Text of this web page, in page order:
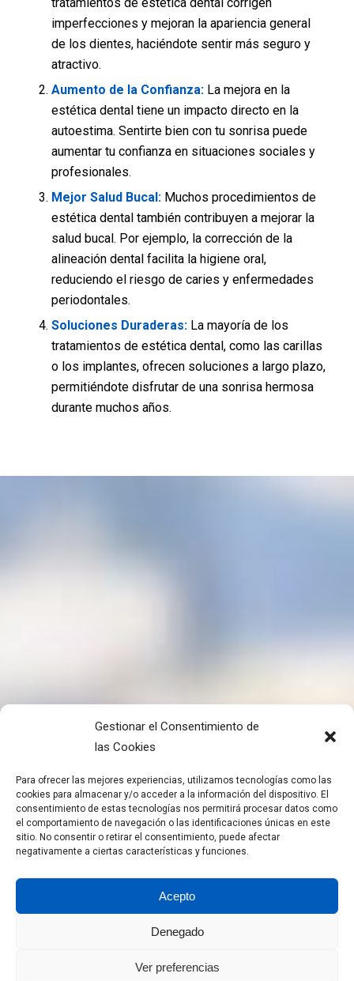
Gestionar el Consentimiento de
las Cookies
Para ofrecer las mejores experiencias, utilizamos tecnologías como las
cookies para almacenar y/o acceder a la información del dispositivo. El
consentimiento de estas tecnologías nos permitirá procesar datos como
el comportamiento de navegación o las identificaciones únicas en este
sitio. No consentir o retirar el consentimiento, puede afectar
negativamente a ciertas características y funciones.
Acepto
Denegado
Ver preferencias
imperfecciones y mejoran la apariencia general
de los dientes, haciéndote sentir más seguro y
atractivo.
Aumento de la Confianza:La mejora en la
estética dental tiene un impacto directo en la
autoestima. Sentirte bien con tu sonrisa puede
aumentar tu confianza en situaciones sociales y
profesionales.
Mejor Salud Bucal:Muchos procedimientos de
estética dental también contribuyen a mejorar la
salud bucal. Por ejemplo, la corrección de la
alineación dental facilita la higiene oral,
reduciendo el riesgo de caries y enfermedades
periodontales.
Soluciones Duraderas:La mayoría de los
tratamientos de estética dental, como las carillas
o los implantes, ofrecen soluciones a largo plazo,
permitiéndote disfrutar de una sonrisa hermosa
durante muchos años.